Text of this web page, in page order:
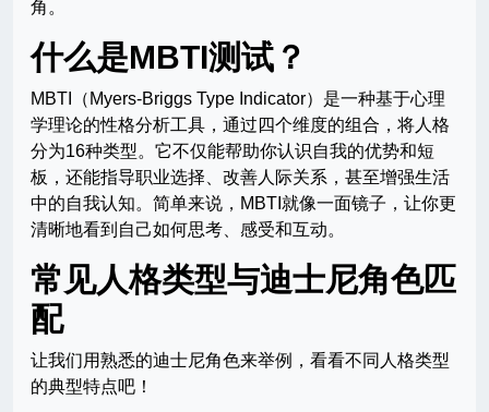
角。
什么是MBTI测试？
MBTI（Myers-Briggs Type Indicator）是一种基于心理
学理论的性格分析工具，通过四个维度的组合，将人格
分为16种类型。它不仅能帮助你认识自我的优势和短
板，还能指导职业选择、改善人际关系，甚至增强生活
中的自我认知。简单来说，MBTI就像一面镜子，让你更
清晰地看到自己如何思考、感受和互动。
常见人格类型与迪士尼角色匹
配
让我们用熟悉的迪士尼角色来举例，看看不同人格类型
的典型特点吧！